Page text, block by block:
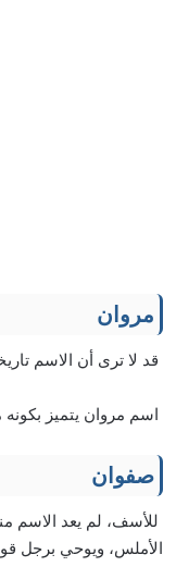
مروان
قد لا ترى أن الاسم
اسم مروان يتميز
صفوان
للأسف، لم يعد الاسم
الأملس، ويوحي برجل